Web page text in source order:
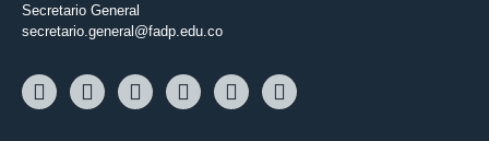
Secretario General
secretario.general@fadp.edu.co